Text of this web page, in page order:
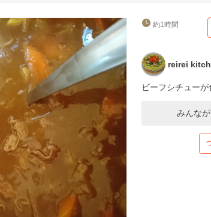
約1時間
reirei
ビーフシチューが
みんな